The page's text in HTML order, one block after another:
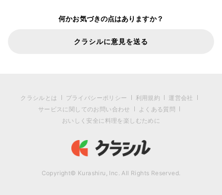
何かお気づきの点はありますか？
クラシルに意見を送る
クラシルとは プライバシーポリシー 利用規約
運営会社
サービスに関してのお問い合わせ
よくある質問
おいしく安全に料理を楽しむために
Copyright© Kurashiru, Inc. All Rights Reserved.